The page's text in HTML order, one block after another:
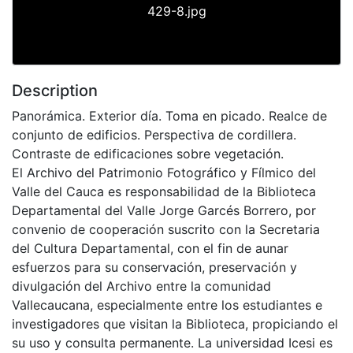
429-8.jpg
Description
Panorámica. Exterior día. Toma en picado. Realce de
conjunto de edificios. Perspectiva de cordillera.
Contraste de edificaciones sobre vegetación.
El Archivo del Patrimonio Fotográfico y Fílmico del
Valle del Cauca es responsabilidad de la Biblioteca
Departamental del Valle Jorge Garcés Borrero, por
convenio de cooperación suscrito con la Secretaria
del Cultura Departamental, con el fin de aunar
esfuerzos para su conservación, preservación y
divulgación del Archivo entre la comunidad
Vallecaucana, especialmente entre los estudiantes e
investigadores que visitan la Biblioteca, propiciando el
su uso y consulta permanente. La universidad Icesi es